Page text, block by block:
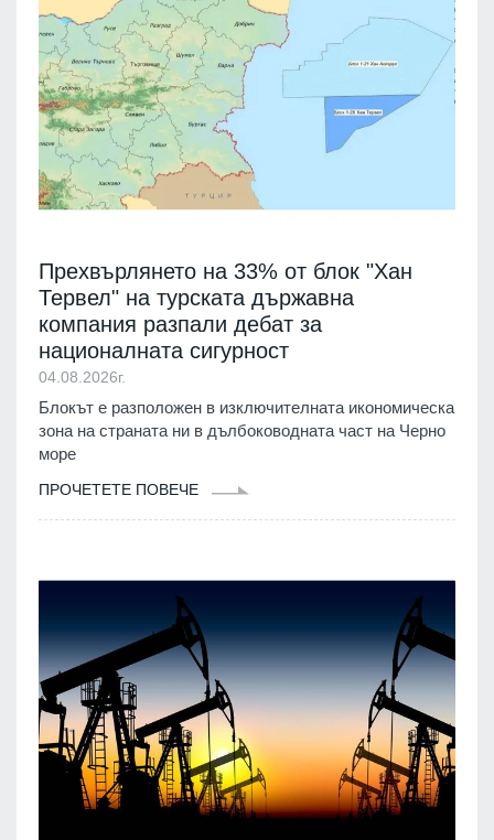
Прехвърлянето на 33% от блок "Хан
Тервел" на турската държавна
компания разпали дебат за
националната сигурност
04.08.2026г.
Блокът е разположен в изключителната икономическа
зона на страната ни в дълбоководната част на Черно
море
ПРОЧЕТЕТЕ ПОВЕЧЕ